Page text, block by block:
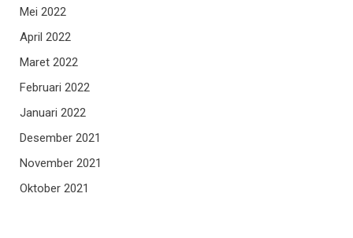
Mei 2022
April 2022
Maret 2022
Februari 2022
Januari 2022
Desember 2021
November 2021
Oktober 2021